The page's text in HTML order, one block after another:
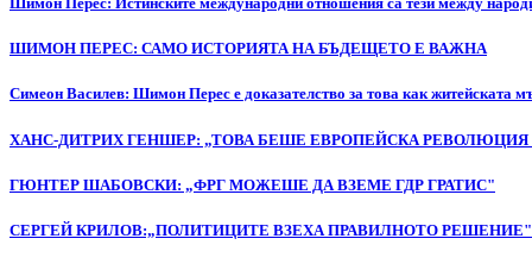
ШИМОН ПЕРЕС: САМО ИСТОРИЯТА НА БЪДЕЩЕТО Е ВАЖНА
Симеон Василев: Шимон Перес е доказателство за това как житейската
ХАНС-ДИТРИХ ГЕНШЕР: „ТОВА БЕШЕ ЕВРОПЕЙСКА РЕВОЛЮЦИЯ
ГЮНТЕР ШАБОВСКИ: „ФРГ МОЖЕШЕ ДА ВЗЕМЕ ГДР ГРАТИС"
СЕРГЕЙ КРИЛОВ:„ПОЛИТИЦИТЕ ВЗЕХА ПРАВИЛНОТО РЕШЕНИЕ"